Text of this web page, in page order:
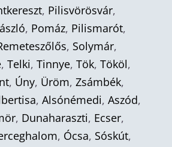
, Pilisvörösvár,
, Pomáz, Pilismarót,
, Solymár,
, Telki, Tinnye, Tök, Tököl,
, Úny, Üröm, Zsámbék,
,Alsónémedi,Aszód,
, Dunaharaszti, Ecser,
, Ócsa, Sóskút,